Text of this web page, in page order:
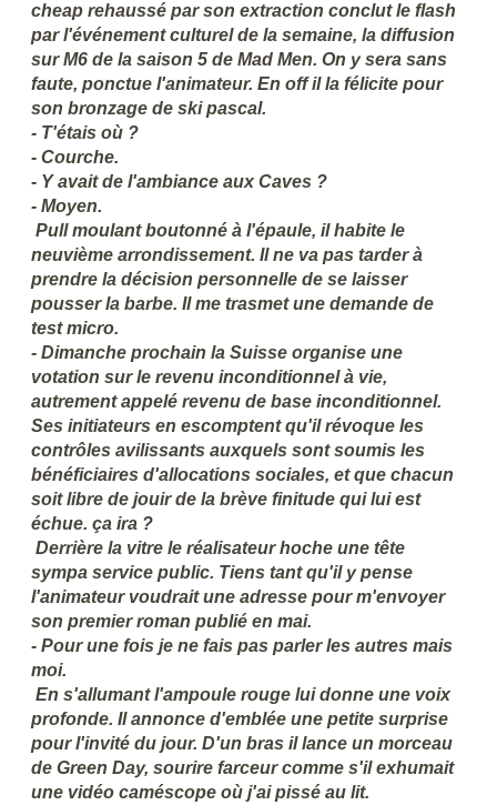
cheap rehaussé par son extraction conclut le flash
par l'événement culturel de la semaine, la diffusion
sur M6 de la saison 5 de Mad Men. On y sera sans
faute, ponctue l'animateur. En off il la félicite pour
son bronzage de ski pascal.
- T'étais où ?
- Courche.
- Y avait de l'ambiance aux Caves ?
- Moyen.
Pull moulant boutonné à l'épaule, il habite le
neuvième arrondissement. Il ne va pas tarder à
prendre la décision personnelle de se laisser
pousser la barbe. Il me trasmet une demande de
test micro.
- Dimanche prochain la Suisse organise une
votation sur le revenu inconditionnel à vie,
autrement appelé revenu de base inconditionnel.
Ses initiateurs en escomptent qu'il révoque les
contrôles avilissants auxquels sont soumis les
bénéficiaires d'allocations sociales, et que chacun
soit libre de jouir de la brève finitude qui lui est
échue. ça ira ?
Derrière la vitre le réalisateur hoche une tête
sympa service public. Tiens tant qu'il y pense
l'animateur voudrait une adresse pour m'envoyer
son premier roman publié en mai.
- Pour une fois je ne fais pas parler les autres mais
moi.
En s'allumant l'ampoule rouge lui donne une voix
profonde. Il annonce d'emblée une petite surprise
pour l'invité du jour. D'un bras il lance un morceau
de Green Day, sourire farceur comme s'il exhumait
une vidéo caméscope où j'ai pissé au lit.